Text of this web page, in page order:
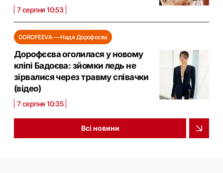
7 серпня 10:53
DOROFEEVA — Надя Дорофєєва
Дорофєєва оголилася у новому
кліпі Бадоєва: зйомки ледь не
зірвалися через травму співачки
(відео)
7 серпня 10:35
Всі новини